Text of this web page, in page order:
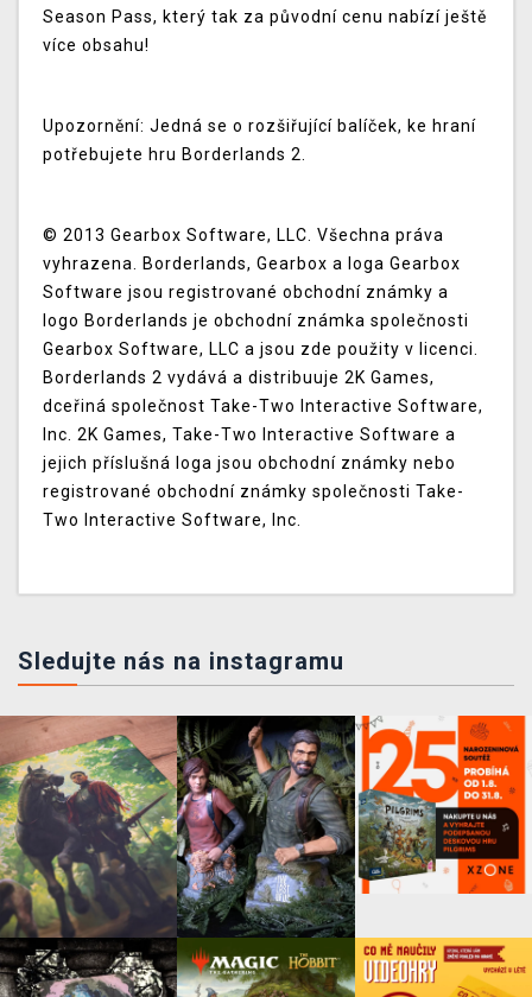
Season Pass, který tak za původní cenu nabízí ještě
více obsahu!
Upozornění: Jedná se o rozšiřující balíček, ke hraní
potřebujete hru Borderlands 2.
© 2013 Gearbox Software, LLC. Všechna práva
vyhrazena. Borderlands, Gearbox a loga Gearbox
Software jsou registrované obchodní známky a
logo Borderlands je obchodní známka společnosti
Gearbox Software, LLC a jsou zde použity v licenci.
Borderlands 2 vydává a distribuuje 2K Games,
dceřiná společnost Take-Two Interactive Software,
Inc. 2K Games, Take-Two Interactive Software a
jejich příslušná loga jsou obchodní známky nebo
registrované obchodní známky společnosti Take-
Two Interactive Software, Inc.
Sledujte nás na instagramu